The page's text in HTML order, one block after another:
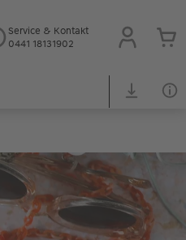
Service & Kontakt
0441 18131902